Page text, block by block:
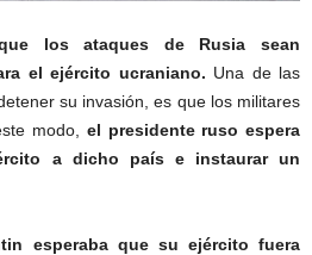
los ataques de Rusia sean
el ejército ucraniano. Una de las
su invasión, es que los militares
modo, el presidente ruso espera
a dicho país e instaurar un
esperaba que su ejército fuera